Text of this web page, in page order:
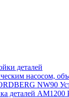
деталей
насосом,
NW90
деталей